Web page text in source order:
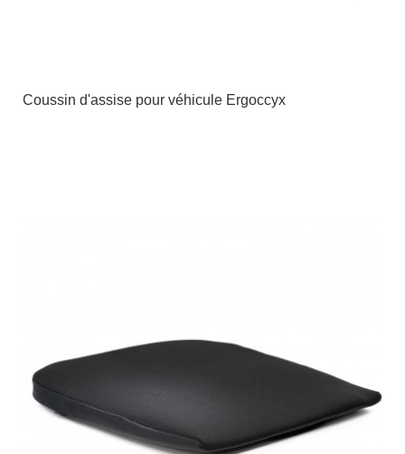
Coussin d'assise pour véhicule Ergoccyx